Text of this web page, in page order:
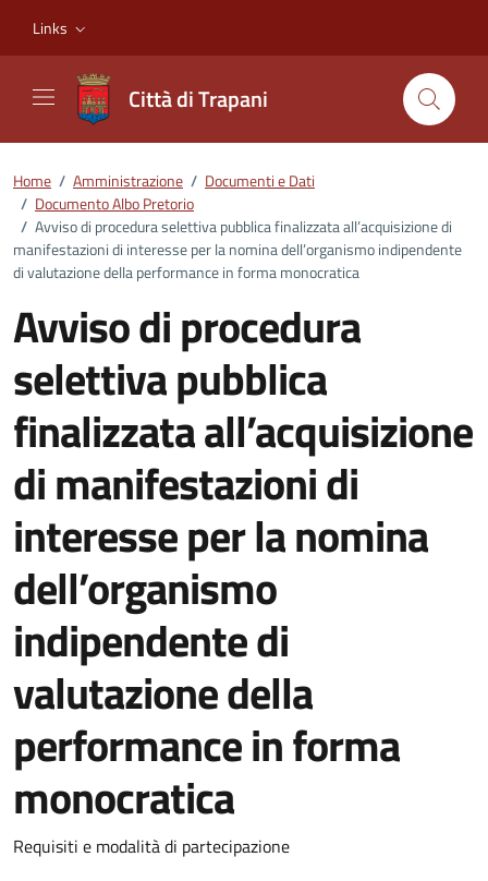
Links
Città di Trapani
Home / Amministrazione / Documenti e Dati
/ Documento Albo Pretorio
/ Avviso di procedura selettiva pubblica finalizzata all’acquisizione di
manifestazioni di interesse per la nomina dell’organismo indipendente
di valutazione della performance in forma monocratica
Avviso di procedura
selettiva pubblica
finalizzata all’acquisizione
di manifestazioni di
interesse per la nomina
dell’organismo
indipendente di
valutazione della
performance in forma
monocratica
Dettagli del documento
Requisiti e modalità di partecipazione